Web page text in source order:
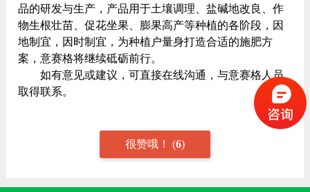
品的研发与生产，产品用于土壤调理、盐碱地改良、作
物生根壮苗、促花坐果、膨果高产等种植的各阶段，因
地制宜，因时制宜，为种植户量身打造合适的施肥方
案，意赛格将继续砥砺前行。
如有意见或建议，可直接在线沟通，与意赛格人员
取得联系。
很赞哦！ (6)